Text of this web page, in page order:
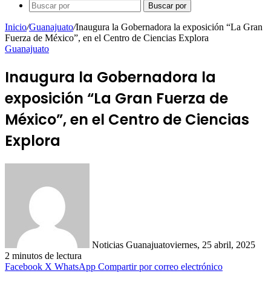
Buscar por
Inicio/Guanajuato/Inaugura la Gobernadora la exposición “La Gran
Fuerza de México”, en el Centro de Ciencias Explora
Guanajuato
Inaugura la Gobernadora la
exposición “La Gran Fuerza de
México”, en el Centro de Ciencias
Explora
Noticias Guanajuatoviernes, 25 abril, 2025
2 minutos de lectura
Facebook X WhatsApp Compartir por correo electrónico